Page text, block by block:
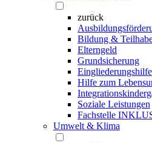
zurück
Bildung &
Elterngeld
Grundsicherung
Eingliederungshilfe
Hilfe zum
Soziale Leistungen
Fachstelle
Umwelt & Klima